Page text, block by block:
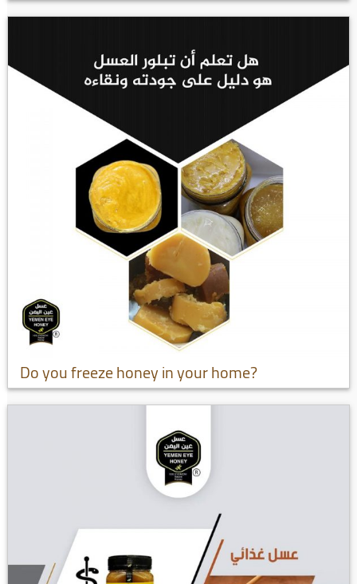
Do you freeze honey in your home?